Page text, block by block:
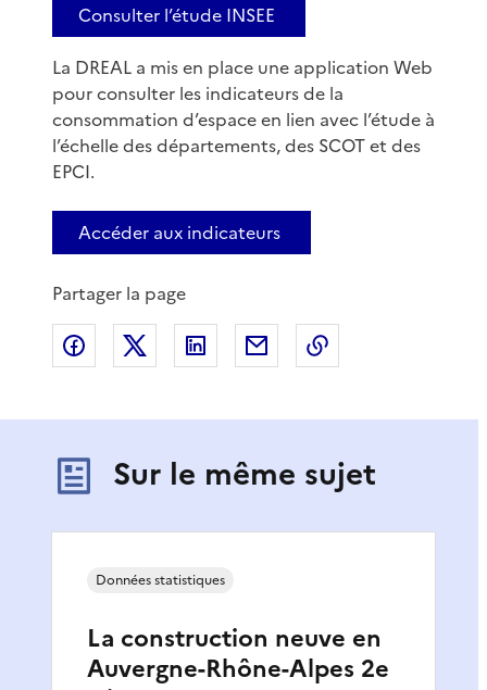
Consulter l’étude INSEE
La DREAL a mis en place une application Web
pour consulter les indicateurs de la
consommation d’espace en lien avec l’étude à
l’échelle des départements, des SCOT et des
EPCI.
Accéder aux indicateurs
Partager la page
Partager sur Facebook
Partager sur XPartager sur LinkedIn
Partager par email
Sur le même sujet
La construction neuve en
Auvergne-Rhône-Alpes 2e
Données statistiques